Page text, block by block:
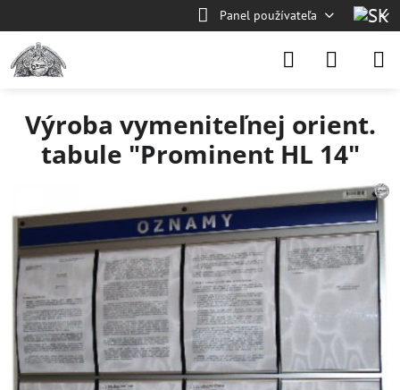
Panel používateľa
Výroba vymeniteľnej orient.
tabule "Prominent HL 14"